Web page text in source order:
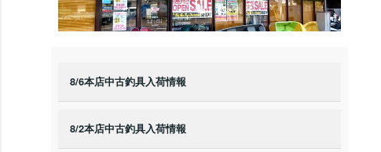
8/6本店中古釣具入荷情報
8/2本店中古釣具入荷情報